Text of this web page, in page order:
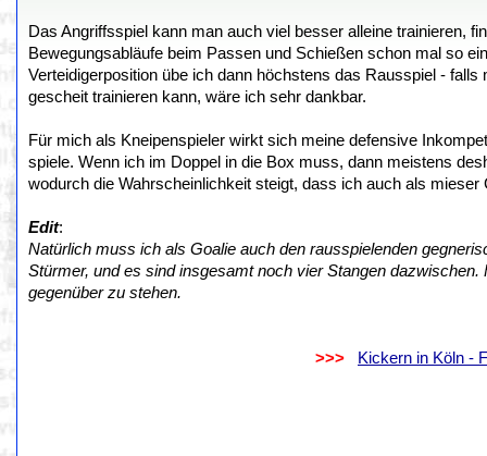
Das Angriffsspiel kann man auch viel besser alleine trainieren,
Bewegungsabläufe beim Passen und Schießen schon mal so
Verteidigerposition übe ich dann höchstens das Rausspiel -
gescheit trainieren kann, wäre ich sehr dankbar.
Für mich als Kneipenspieler wirkt sich meine defensive
spiele. Wenn ich im Doppel in die Box muss, dann meistens
wodurch die Wahrscheinlichkeit steigt, dass ich auch als mieser
Edit:
Natürlich muss ich als Goalie auch den rausspielenden
Stürmer, und es sind insgesamt noch vier Stangen
gegenüber zu stehen.
>>>
Kickern in Köln -